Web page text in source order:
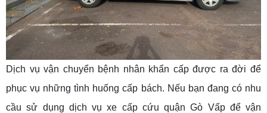
Dịch vụ vận chuyển bệnh nhân khẩn cấp được ra đời để
phục vụ những tình huống cấp bách. Nếu bạn đang có nhu
cầu sử dụng dịch vụ xe cấp cứu quận Gò Vấp để vận